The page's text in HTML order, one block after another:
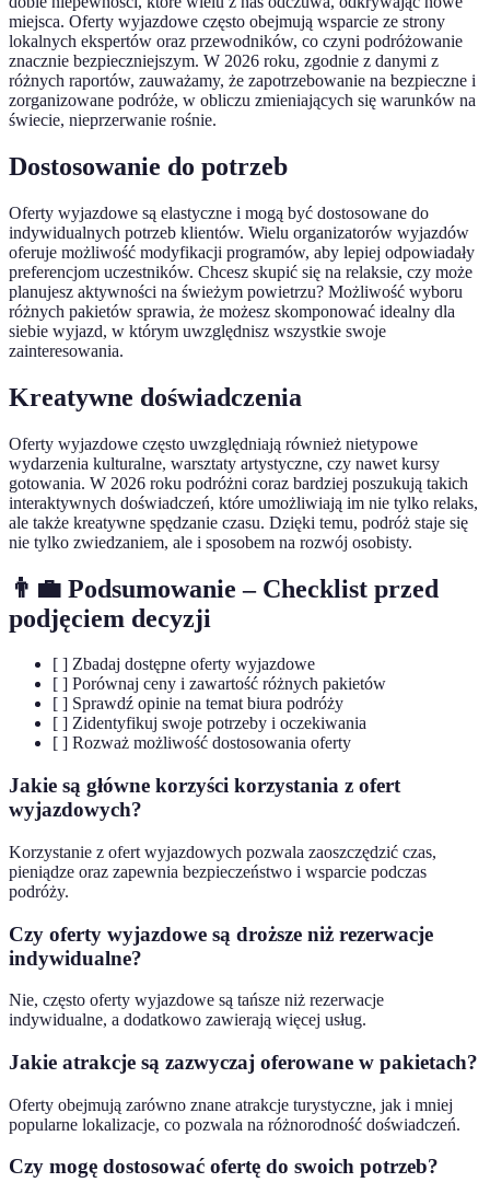
miejsca. Oferty wyjazdowe często obejmują wsparcie ze strony
lokalnych ekspertów oraz przewodników, co czyni podróżowanie
znacznie bezpieczniejszym. W 2026 roku, zgodnie z danymi z
różnych raportów, zauważamy, że zapotrzebowanie na bezpieczne i
zorganizowane podróże, w obliczu zmieniających się warunków na
świecie, nieprzerwanie rośnie.
Dostosowanie do potrzeb
Oferty wyjazdowe są elastyczne i mogą być dostosowane do
indywidualnych potrzeb klientów. Wielu organizatorów wyjazdów
oferuje możliwość modyfikacji programów, aby lepiej odpowiadały
preferencjom uczestników. Chcesz skupić się na relaksie, czy może
planujesz aktywności na świeżym powietrzu? Możliwość wyboru
różnych pakietów sprawia, że możesz skomponować idealny dla
siebie wyjazd, w którym uwzględnisz wszystkie swoje
zainteresowania.
Kreatywne doświadczenia
Oferty wyjazdowe często uwzględniają również nietypowe
wydarzenia kulturalne, warsztaty artystyczne, czy nawet kursy
gotowania. W 2026 roku podróżni coraz bardziej poszukują takich
interaktywnych doświadczeń, które umożliwiają im nie tylko relaks,
ale także kreatywne spędzanie czasu. Dzięki temu, podróż staje się
nie tylko zwiedzaniem, ale i sposobem na rozwój osobisty.
👨‍💼 Podsumowanie – Checklist przed
podjęciem decyzji
[ ] Zbadaj dostępne oferty wyjazdowe
[ ] Porównaj ceny i zawartość różnych pakietów
[ ] Sprawdź opinie na temat biura podróży
[ ] Zidentyfikuj swoje potrzeby i oczekiwania
[ ] Rozważ możliwość dostosowania oferty
Jakie są główne korzyści korzystania z ofert
wyjazdowych?
Korzystanie z ofert wyjazdowych pozwala zaoszczędzić czas,
pieniądze oraz zapewnia bezpieczeństwo i wsparcie podczas
podróży.
Czy oferty wyjazdowe są droższe niż rezerwacje
indywidualne?
Nie, często oferty wyjazdowe są tańsze niż rezerwacje
indywidualne, a dodatkowo zawierają więcej usług.
Jakie atrakcje są zazwyczaj oferowane w pakietach?
Oferty obejmują zarówno znane atrakcje turystyczne, jak i mniej
popularne lokalizacje, co pozwala na różnorodność doświadczeń.
Czy mogę dostosować ofertę do swoich potrzeb?